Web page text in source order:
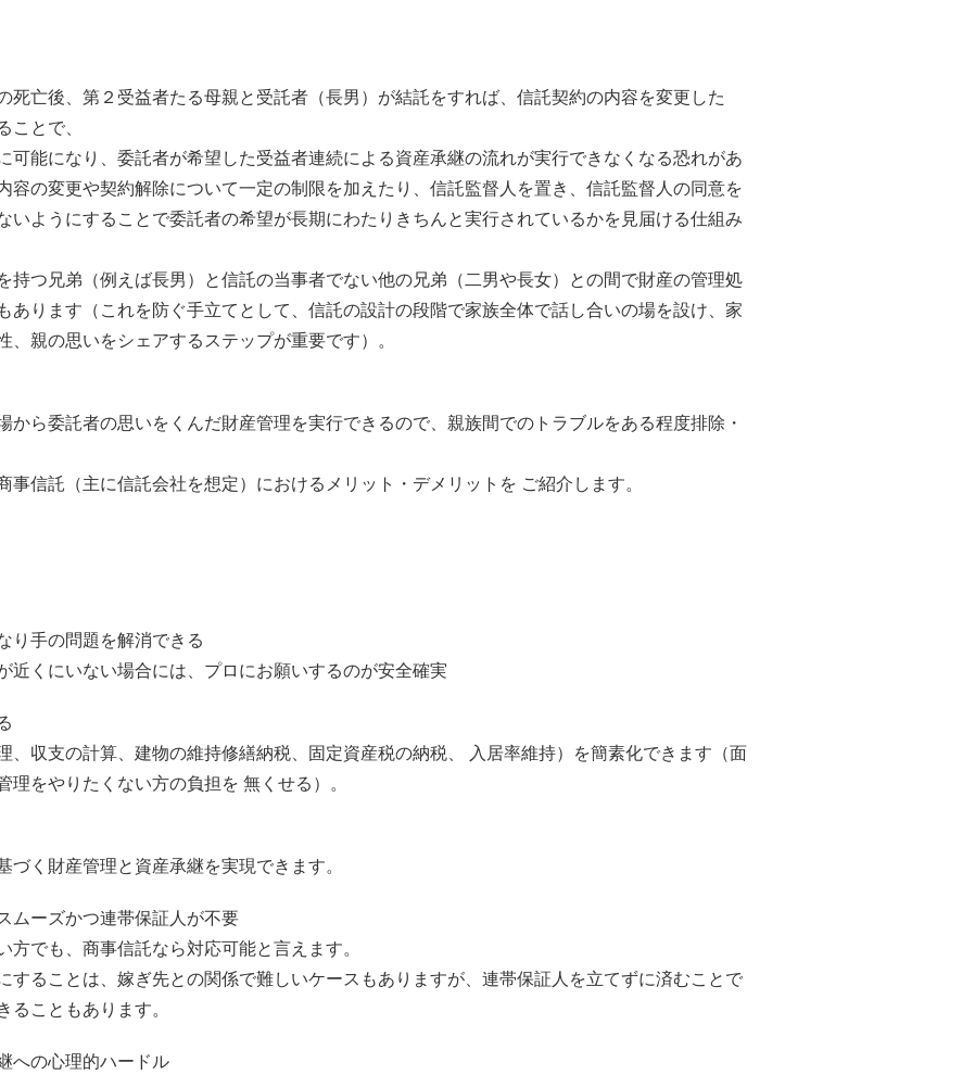
死亡後、第２受益者たる母親と受託者（長男）が結託をすれば、信託契約の内容を変更した
とで、
可能になり、委託者が希望した受益者連続による資産承継の流れが実行できなくなる恐れがあ
容の変更や契約解除について一定の制限を加えたり、信託監督人を置き、信託監督人の同意を
いようにすることで委託者の希望が長期にわたりきちんと実行されているかを見届ける仕組み
持つ兄弟（例えば長男）と信託の当事者でない他の兄弟（二男や長女）との間で財産の管理処
あります（これを防ぐ手立てとして、信託の設計の段階で家族全体で話し合いの場を設け、家
親の思いをシェアするステップが重要です）。
から委託者の思いをくんだ財産管理を実行できるので、親族間でのトラブルをある程度排除・
信託（主に信託会社を想定）におけるメリット・デメリットを ご紹介します。
り手の問題を解消できる
近くにいない場合には、プロにお願いするのが安全確実
、収支の計算、建物の維持修繕納税、固定資産税の納税、 入居率維持）を簡素化できます（面
をやりたくない方の負担を 無くせる）。
く財産管理と資産承継を実現できます。
ムーズかつ連帯保証人が不要
でも、商事信託なら対応可能と言えます。
することは、嫁ぎ先との関係で難しいケースもありますが、連帯保証人を立てずに済むことで
こともあります。
への心理的ハードル